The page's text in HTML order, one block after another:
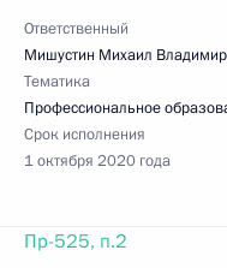
Ответственный
Мишустин Михаил
Тематика
Профессиональное
Срок исполнения
1 октября 2020 года
Пр-525, п.2